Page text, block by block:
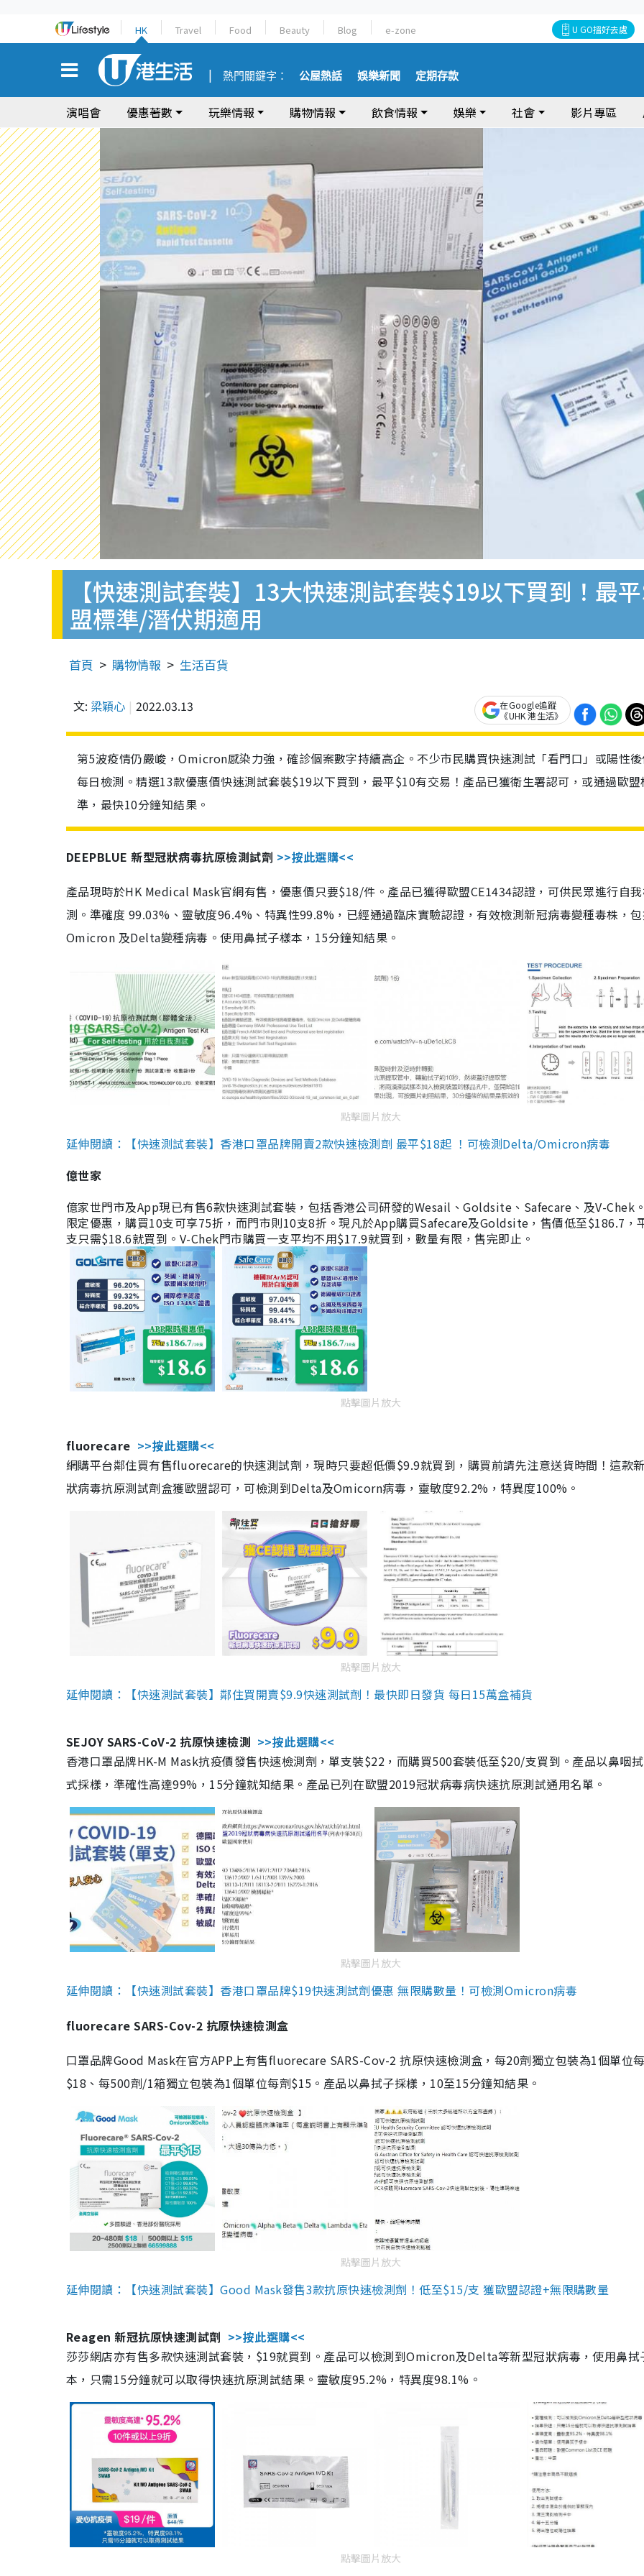
HK Travel Food Beauty Blog e-zone U GO搵好去處
熱門關鍵字： 公屋熱話 娛樂新聞 定期存款
演唱會 優惠著數 玩樂情報 購物情報 飲食情報 娛樂 社會 影片專區
【快速測試套裝】13大快速測試套裝$19以下買到！最
盟標準/潛伏期適用
首頁 購物情報 生活百貨
文: 梁穎心 2022.03.13
在Google追蹤
《UHK 港生活》
第5波疫情仍嚴峻，Omicron感染力強，確診個案數字持續高企。不少市民購買快速測試「看門口」或陽性
每日檢測。精選13款優惠價快速測試套裝$19以下買到，最平$10有交易！產品已獲衛生署認可，或通過歐盟
準，最快10分鐘知結果。
DEEPBLUE 新型冠狀病毒抗原檢測試劑 >>按此選購<<
產品現時於HK Medical Mask官網有售，優惠價只要$18/件。產品已獲得歐盟CE1434認證，可供民眾進行自
測。準確度 99.03%、靈敏度96.4%、特異性99.8%，已經通過臨床實驗認證，有效檢測新冠病毒變種毒株，
Omicron 及Delta變種病毒。使用鼻拭子樣本，15分鐘知結果。
點擊圖片放大
延伸閱讀：【快速測試套裝】香港口罩品牌開賣2款快速檢測劑 最平$18起 ！可檢測Delta/Omicron病毒
億世家
億家世門市及App現已有售6款快速測試套裝，包括香港公司研發的Wesail、Goldsite、Safecare、及V-Chek
限定優惠，購買10支可享75折，而門市則10支8折。現凡於App購買Safecare及Goldsite，售價低至$186.7，
支只需$18.6就買到。V-Chek門市購買一支平均不用$17.9就買到，數量有限，售完即止。
點擊圖片放大
fluorecare >>按此選購<<
網購平台鄰住買有售fluorecare的快速測試劑，現時只要超低價$9.9就買到，購買前請先注意送貨時間！這款
狀病毒抗原測試劑盒獲歐盟認可，可檢測到Delta及Omicorn病毒，靈敏度92.2%，特異度100%。
點擊圖片放大
延伸閱讀：【快速測試套裝】鄰住買開賣$9.9快速測試劑！最快即日發貨 每日15萬盒補貨
SEJOY SARS-CoV-2 抗原快速檢測 >>按此選購<<
香港口罩品牌HK-M Mask抗疫價發售快速檢測劑，單支裝$22，而購買500套裝低至$20/支買到。產品以鼻咽
式採樣，準確性高達99%，15分鐘就知結果。產品已列在歐盟2019冠狀病毒病快速抗原測試通用名單。
點擊圖片放大
延伸閱讀：【快速測試套裝】香港口罩品牌$19快速測試劑優惠 無限購數量！可檢測Omicron病毒
fluorecare SARS-Cov-2 抗原快速檢測盒
口罩品牌Good Mask在官方APP上有售fluorecare SARS-Cov-2 抗原快速檢測盒，每20劑獨立包裝為1個單位
$18、每500劑/1箱獨立包裝為1個單位每劑$15。產品以鼻拭子採樣，10至15分鐘知結果。
點擊圖片放大
延伸閱讀：【快速測試套裝】Good Mask發售3款抗原快速檢測劑！低至$15/支 獲歐盟認證+無限購數量
Reagen 新冠抗原快速測試劑 >>按此選購<<
莎莎網店亦有售多款快速測試套裝，$19就買到。產品可以檢測到Omicron及Delta等新型冠狀病毒，使用鼻拭
本，只需15分鐘就可以取得快速抗原測試結果。靈敏度95.2%，特異度98.1%。
點擊圖片放大